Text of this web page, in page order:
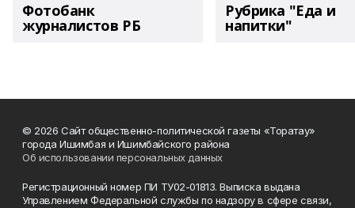
Фотобанк
журналистов РБ
Рубрика "Еда и
напитки"
© 2026 Сайт общественно-политической газеты «Торатау»
города Ишимбая и Ишимбайского района
Об использовании персональных данных
Регистрационный номер ПИ ТУ02-01813. Выписка выдана
Управлением Федеральной службы по надзору в сфере связи,